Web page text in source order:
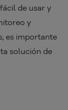
de usar y
y
es importante
solución de